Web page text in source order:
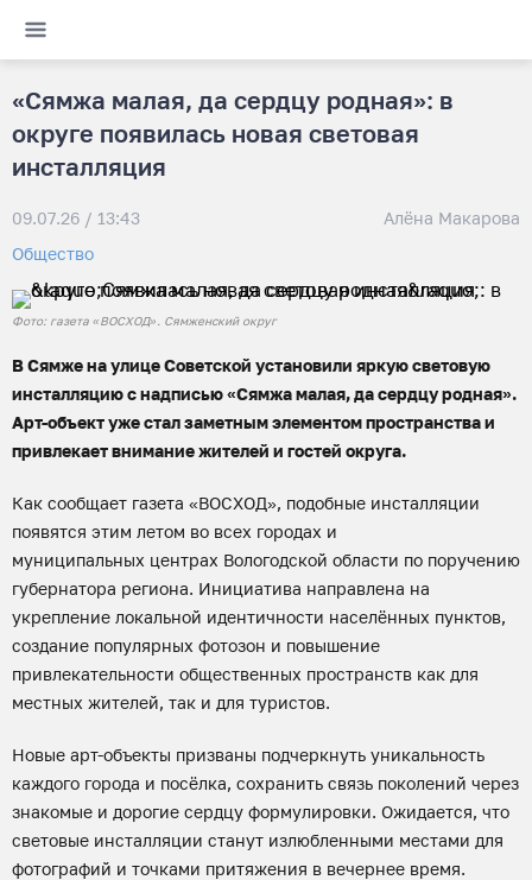
«Сямжа малая, да сердцу родная»: в
округе появилась новая световая
инсталляция
09.07.26 / 13:43
Алёна Макарова
Общество
Фото: газета «ВОСХОД». Сямженский округ
В Сямже на улице Советской установили яркую световую
инсталляцию с надписью «Сямжа малая, да сердцу родная».
Арт-объект уже стал заметным элементом пространства и
привлекает внимание жителей и гостей округа.
Как сообщает газета «ВОСХОД», подобные инсталляции
появятся этим летом во всех городах и
муниципальных центрах Вологодской области по поручению
губернатора региона. Инициатива направлена на
укрепление локальной идентичности населённых пунктов,
создание популярных фотозон и повышение
привлекательности общественных пространств как для
местных жителей, так и для туристов.
Новые арт-объекты призваны подчеркнуть уникальность
каждого города и посёлка, сохранить связь поколений через
знакомые и дорогие сердцу формулировки. Ожидается, что
световые инсталляции станут излюбленными местами для
фотографий и точками притяжения в вечернее время.